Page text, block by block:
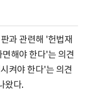
과 관련해 '헌법재
해야 한다'는 의견
켜야 한다'는 의견
왔다.